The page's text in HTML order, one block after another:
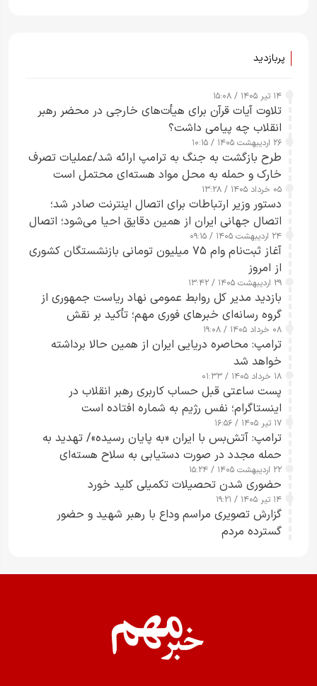
پربازدید
۱۴ تیر ۱۴۰۵ / ۱۵:۰۸
تلاوت آیات قرآن برای هیأت‌های خارجی در محضر رهبر
انقلاب چه پیامی داشت؟
۲۶ اردیبهشت ۱۴۰۵ / ۱۰:۱۵
طرح‌ بازگشت به جنگ به ترامپ ارائه شد/عملیات تصرف
خارک و حمله به محل مواد هسته‌ای محتمل است
۰۵ خرداد ۱۴۰۵ / ۱۳:۲۸
دستور وزیر ارتباطات برای اتصال اینترنت صادر شد؛
اتصال جهانی ایران از همین دقایق احیا می‌شود؛ اتصال
کامل مردم تا ۲۴ ساعت آینده
۲۴ اردیبهشت ۱۴۰۵ / ۰۹:۱۵
آغاز ثبت‌نام وام ۷۵ میلیون تومانی بازنشستگان کشوری
از امروز
۲۹ اردیبهشت ۱۴۰۵ / ۱۳:۴۲
بازدید مدیر کل روابط عمومی نهاد ریاست جمهوری از
گروه رسانه‌ای خبرهای فوری مهم؛ تأکید بر نقش
رسانه‌های هوشمند و مسئول در ارتقای آگاهی عمومی
۰۸ خرداد ۱۴۰۵ / ۱۹:۰۸
ترامپ: محاصره دریایی ایران از همین حالا برداشته
خواهد شد
۱۸ خرداد ۱۴۰۵ / ۰۱:۳۳
پست ساعتی قبل حساب کاربری رهبر انقلاب در
اینستاگرام؛ نفس رژیم به شماره افتاده است​
۱۷ تیر ۱۴۰۵ / ۱۶:۵۶
ترامپ: آتش‌بس با ایران «به پایان رسیده»/ تهدید به
حمله مجدد در صورت دستیابی به سلاح هسته‌ای
۲۲ اردیبهشت ۱۴۰۵ / ۱۵:۲۴
حضوری شدن تحصیلات تکمیلی کلید خورد
۱۴ تیر ۱۴۰۵ / ۱۹:۲۱
گزارش تصویری مراسم وداع با رهبر شهید و حضور
گسترده مردم